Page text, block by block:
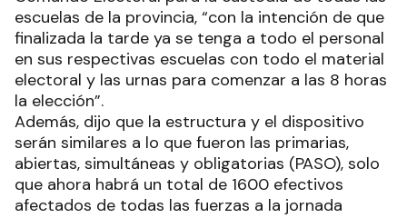
escuelas de la provincia, “con la intención de que
finalizada la tarde ya se tenga a todo el personal
en sus respectivas escuelas con todo el material
electoral y las urnas para comenzar a las 8 horas
la elección”.
Además, dijo que la estructura y el dispositivo
serán similares a lo que fueron las primarias,
abiertas, simultáneas y obligatorias (PASO), solo
que ahora habrá un total de 1600 efectivos
afectados de todas las fuerzas a la jornada